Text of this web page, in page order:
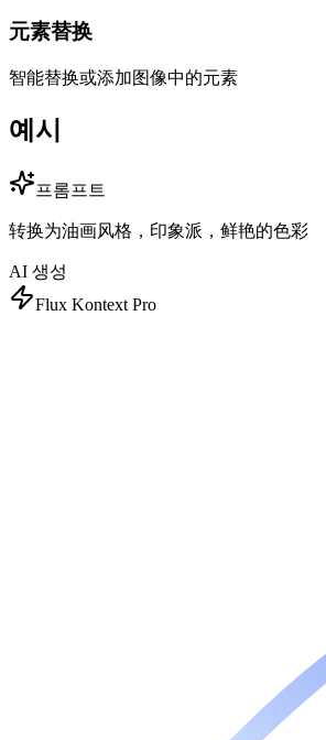
元素替换
智能替换或添加图像中的元素
예시
프롬프트
转换为油画风格，印象派，鲜艳的色彩
AI 생성
Flux Kontext Pro